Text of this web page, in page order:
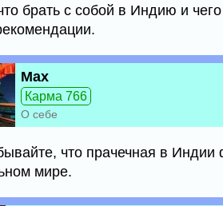
брать с собой в Индию и
Max
Карма 766
О себе
что прачечная в Индии
мире.